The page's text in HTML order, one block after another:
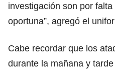
investigación son por
oportuna”, agregó el
Cabe recordar que los
durante la mañana y